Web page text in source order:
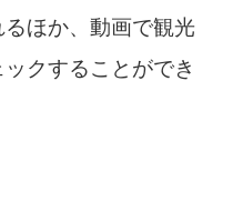
ほか、動画で観光
クすることができ